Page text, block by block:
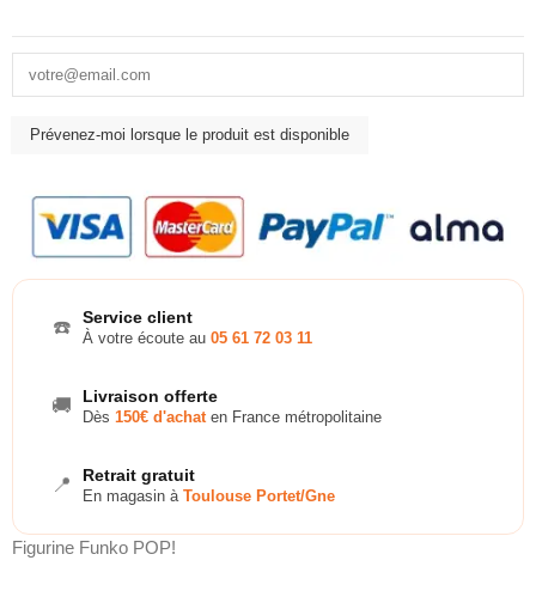
☎️ Service client
À votre écoute au 05 61 72 03 11
🚚 Livraison offerte
Dès 150€ d'achaten France métropolitaine
📍 Retrait gratuit
En magasin à Toulouse Portet/Gne
Figurine Funko POP!